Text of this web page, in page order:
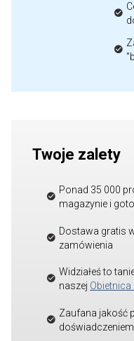
Twoje zalety
Ponad 35 000
magazynie i
Dostawa gratis
zamówienia
Widziałeś to
naszej
Zaufana jakość